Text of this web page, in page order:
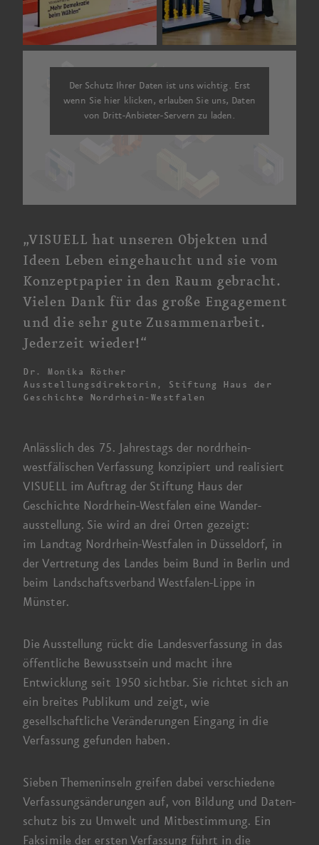
Der Schutz Ihrer Daten ist uns wichtig. Erst
wenn Sie hier klicken, erlauben Sie uns, Daten
von Dritt-Anbieter-Servern zu laden.
Anlässlich des 75. Jahres­tags der nordrhein-
westfälischen Verfassung konzipiert und realisiert
VISUELL im Auftrag der Stiftung Haus der
Geschichte Nordrhein-Westfalen eine Wander­
ausstellung. Sie wird an drei Orten gezeigt:
im Landtag Nordrhein-Westfalen in Düsseldorf, in
der Vertretung des Landes beim Bund in Berlin und
beim Landschafts­verband Westfalen-Lippe in
Münster.
Die Ausstellung rückt die Landes­verfassung in das
öffentliche Bewusstsein und macht ihre
Entwicklung seit 1950 sichtbar. Sie richtet sich an
ein breites Publikum und zeigt, wie
gesellschaftliche Veränderungen Eingang in die
Verfassung gefunden haben.
Sieben Themen­inseln greifen dabei verschiedene
Verfassungs­änderungen auf, von Bildung und Daten­
schutz bis zu Umwelt und Mitbestimmung. Ein
Faksimile der ersten Verfassung führt in die
„VISUELL hat unseren Objekten und
Ideen Leben eingehaucht und sie vom
Konzept­papier in den Raum gebracht.
Vielen Dank für das große Engagement
und die sehr gute Zusammen­arbeit.
Jederzeit wieder!“
Dr. Monika Röther
Ausstellungsdirektorin, Stiftung Haus der
Geschichte
Nordrhein-Westfalen